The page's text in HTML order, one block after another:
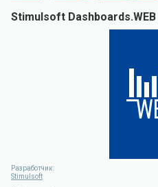
Stimulsoft Dashboards.WEB
Разработчик:
Stimulsoft